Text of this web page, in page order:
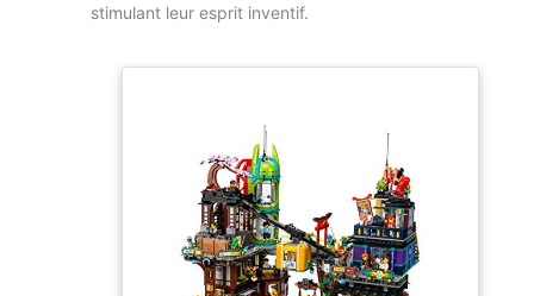
stimulant leur esprit inventif.